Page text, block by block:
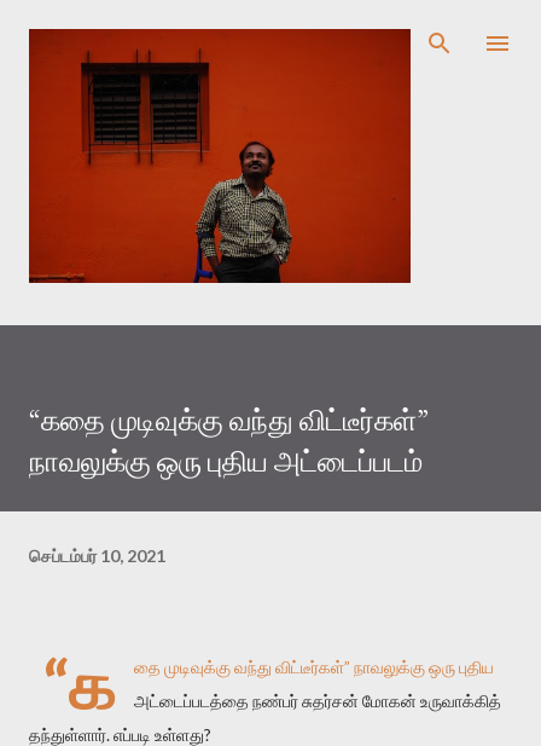
முதன்மை உள்ளடக்கத்திற்குச் செல்
“கதை முடிவுக்கு வந்து விட்டீர்கள்”
நாவலுக்கு ஒரு புதிய அட்டைப்படம்
செப்டம்பர் 10, 2021
“க
தை முடிவுக்கு வந்து விட்டீர்கள்” நாவலுக்கு ஒரு புதிய
அட்டைப்படத்தை நண்பர் சுதர்சன் மோகன் உருவாக்கித்
தந்துள்ளார். எப்படி உள்ளது?